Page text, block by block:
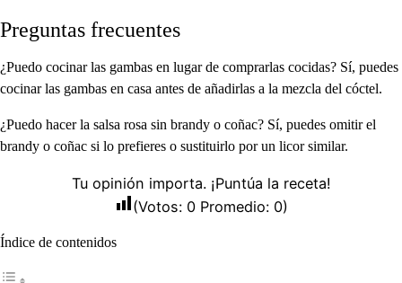
Preguntas frecuentes
¿Puedo cocinar las gambas en lugar de comprarlas cocidas? Sí, puedes
cocinar las gambas en casa antes de añadirlas a la mezcla del cóctel.
¿Puedo hacer la salsa rosa sin brandy o coñac? Sí, puedes omitir el
brandy o coñac si lo prefieres o sustituirlo por un licor similar.
Tu opinión importa. ¡Puntúa la receta!
(Votos: 0Promedio: 0)
Índice de contenidos